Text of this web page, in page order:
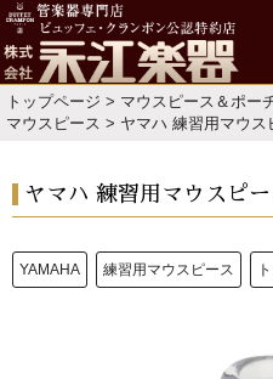
トップページ > マウスピース＆ポー
マウスピース > ヤマハ 練習用マウス
ヤマハ 練習用マウスピ
YAMAHA 練習用マウスピース
お手入れ方法
選定者のご紹介
演奏会のお知らせ